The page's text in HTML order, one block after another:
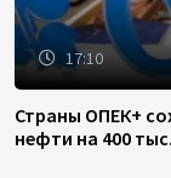
17:10
Страны ОПЕК+
нефти на 400